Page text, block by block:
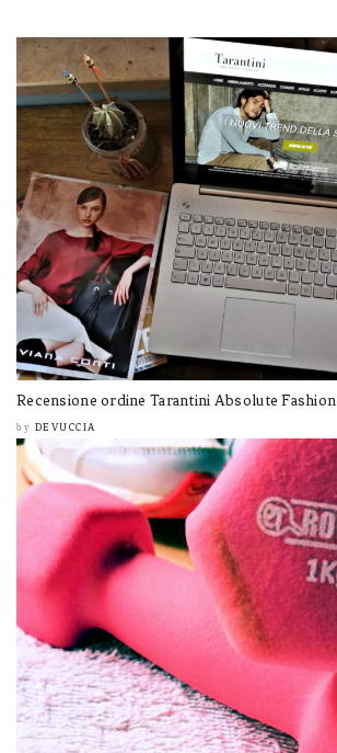
Recensione ordine Tarantini Absolute Fashion
by DEVUCCIA